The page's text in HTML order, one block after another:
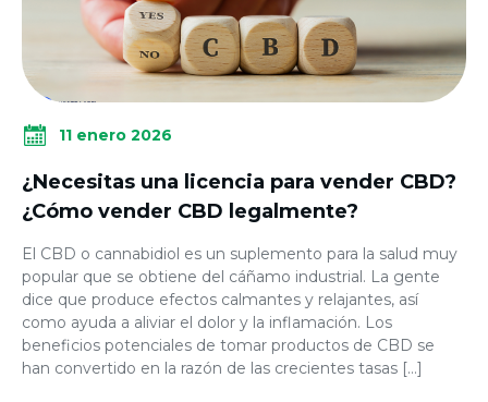
11 enero 2026
¿Necesitas una licencia para vender CBD?
¿Cómo vender CBD legalmente?
El CBD o cannabidiol es un suplemento para la salud muy
popular que se obtiene del cáñamo industrial. La gente
dice que produce efectos calmantes y relajantes, así
como ayuda a aliviar el dolor y la inflamación. Los
beneficios potenciales de tomar productos de CBD se
han convertido en la razón de las crecientes tasas […]